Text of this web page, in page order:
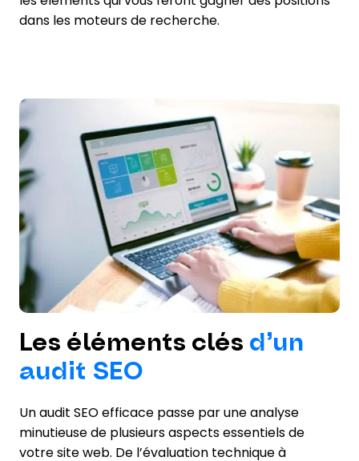
dans les moteurs de recherche.
Les éléments clés d’un
audit SEO
Un audit SEO efficace passe par une analyse
minutieuse de plusieurs aspects essentiels de
votre site web. De l’évaluation technique à